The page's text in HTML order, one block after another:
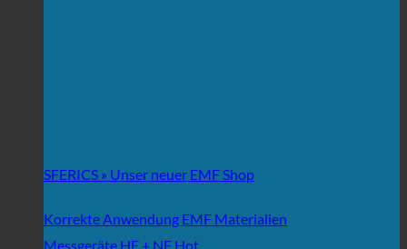
SFERICS » Unser neuer EMF Shop
Korrekte Anwendung EMF Materialien
Messgeräte HF + NF